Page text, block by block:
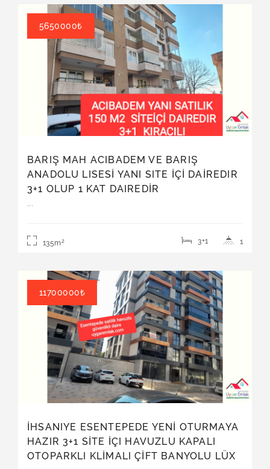
5650000₺
BARIŞ MAH ACIBADEM VE BARIŞ
ANADOLU LISESİ YANI SITE İÇİ DAİREDIR
3+1 OLUP 1 KAT DAIREDİR
...
135m2 1
3+1
11700000₺
İHSANIYE ESENTEPEDE YENİ OTURMAYA
HAZIR 3+1 SİTE İÇI HAVUZLU KAPALI
OTOPARKLI KLİMALI ÇİFT BANYOLU LÜX